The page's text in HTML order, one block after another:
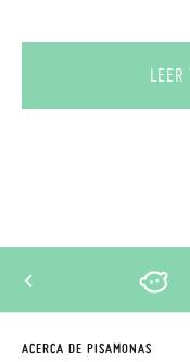
ACERCA DE PISAMONAS